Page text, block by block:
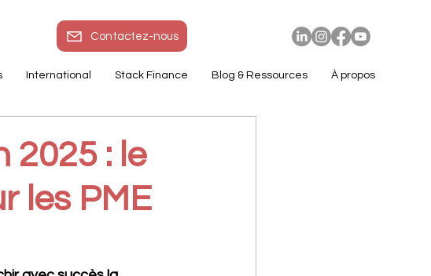
Contactez-nous
International Stack Finance Blog & Ressources À propos
2025 : le
les PME